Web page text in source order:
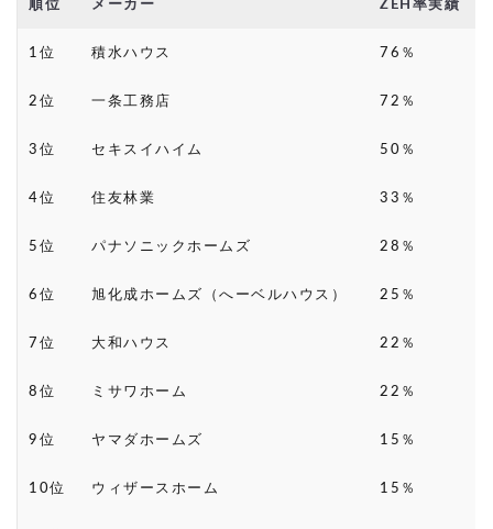
順位 メーカー ZEH率実績
1位 積水ハウス 76％
2位 一条工務店 72％
3位 セキスイハイム 50％
4位 住友林業 33％
5位 パナソニックホームズ 28％
6位 旭化成ホームズ（へーベルハウス） 25％
7位 大和ハウス 22％
8位 ミサワホーム 22％
9位 ヤマダホームズ 15％
10位 ウィザースホーム 15％